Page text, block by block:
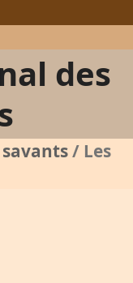
des
/ Les